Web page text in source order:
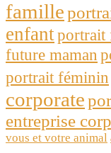
famille
enfantportrait
future maman
portrait féminin
corporate
entreprise
vous et votre animal